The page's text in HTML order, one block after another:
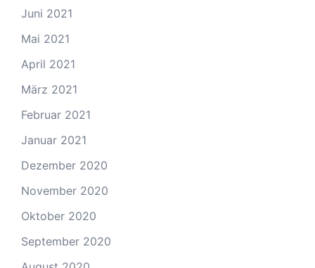
Juni 2021
Mai 2021
April 2021
März 2021
Februar 2021
Januar 2021
Dezember 2020
November 2020
Oktober 2020
September 2020